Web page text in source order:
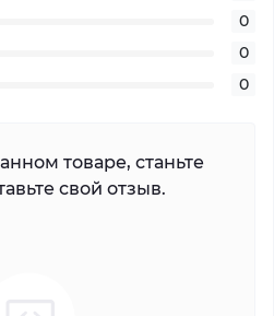
0
0
0
товаре, станьте
свой отзыв.